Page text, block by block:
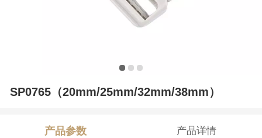
SP0765（20mm/25mm/32mm/38mm）
产品参数 产品详情